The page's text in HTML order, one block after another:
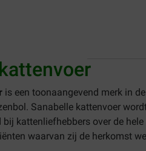
is een toonaangevend merk in
Sanabelle kattenvoer
kattenliefhebbers over de
waarvan zij de herkomst